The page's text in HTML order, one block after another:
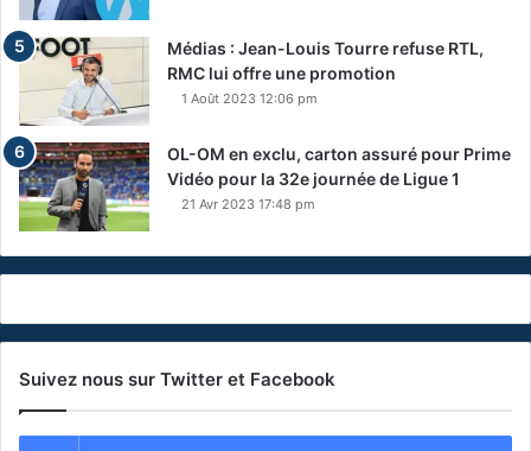
Médias : Jean-Louis Tourre refuse RTL,
RMC lui offre une promotion
1 Août 2023 12:06 pm
OL-OM en exclu, carton assuré pour Prime
Vidéo pour la 32e journée de Ligue 1
21 Avr 2023 17:48 pm
Suivez nous sur Twitter et Facebook